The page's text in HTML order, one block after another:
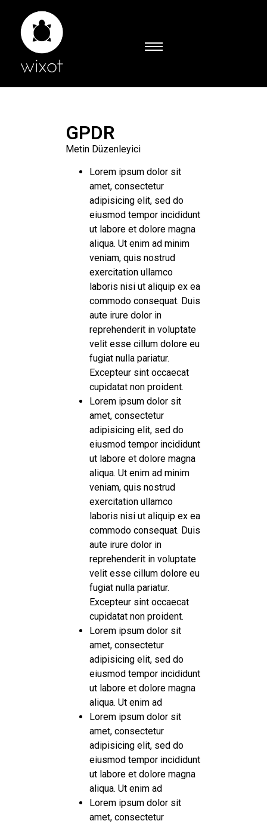
GPDR
Metin Düzenleyici
Lorem ipsum dolor sit
amet, consectetur
adipisicing elit, sed do
eiusmod tempor incididunt
ut labore et dolore magna
aliqua. Ut enim ad minim
veniam, quis nostrud
exercitation ullamco
laboris nisi ut aliquip ex ea
commodo consequat. Duis
aute irure dolor in
reprehenderit in voluptate
velit esse cillum dolore eu
fugiat nulla pariatur.
Excepteur sint occaecat
cupidatat non proident.
Lorem ipsum dolor sit
amet, consectetur
adipisicing elit, sed do
eiusmod tempor incididunt
ut labore et dolore magna
aliqua. Ut enim ad minim
veniam, quis nostrud
exercitation ullamco
laboris nisi ut aliquip ex ea
commodo consequat. Duis
aute irure dolor in
reprehenderit in voluptate
velit esse cillum dolore eu
fugiat nulla pariatur.
Excepteur sint occaecat
cupidatat non proident.
Lorem ipsum dolor sit
amet, consectetur
adipisicing elit, sed do
eiusmod tempor incididunt
ut labore et dolore magna
aliqua. Ut enim ad
Lorem ipsum dolor sit
amet, consectetur
adipisicing elit, sed do
eiusmod tempor incididunt
ut labore et dolore magna
aliqua. Ut enim ad
Lorem ipsum dolor sit
amet, consectetur